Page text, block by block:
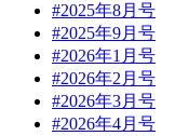
#2025年8月号
#2025年9月号
#2026年1月号
#2026年2月号
#2026年3月号
#2026年4月号